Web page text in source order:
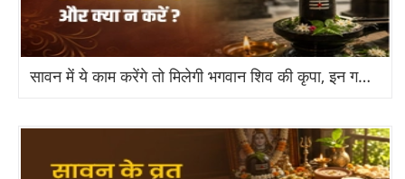
सावन में ये काम करेंगे तो मिलेगी भगवान शिव की कृपा, इन गलतियों से बचें!